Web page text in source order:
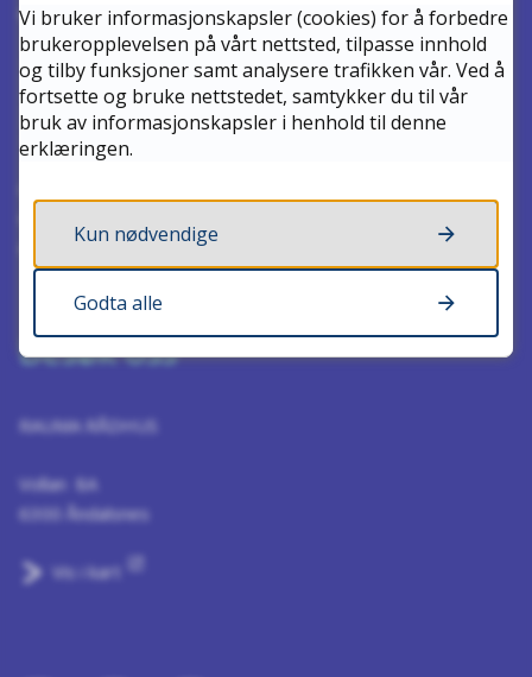
6300 Åndalsnes
Meld feil
Send e-post
Send sikker digital post til kommunen
Kommunenummer: 1539
Besøk oss
RAUMA RÅDHUS
Vollan 8A
6300 Åndalsnes
Vis i kart
Vi bruker informasjonskapsler (cookies) for å forbedre
brukeropplevelsen på vårt nettsted, tilpasse innhold
og tilby funksjoner samt analysere trafikken vår. Ved å
fortsette og bruke nettstedet, samtykker du til vår
bruk av informasjonskapsler i henhold til denne
erklæringen.
Kun nødvendige
Godta alle